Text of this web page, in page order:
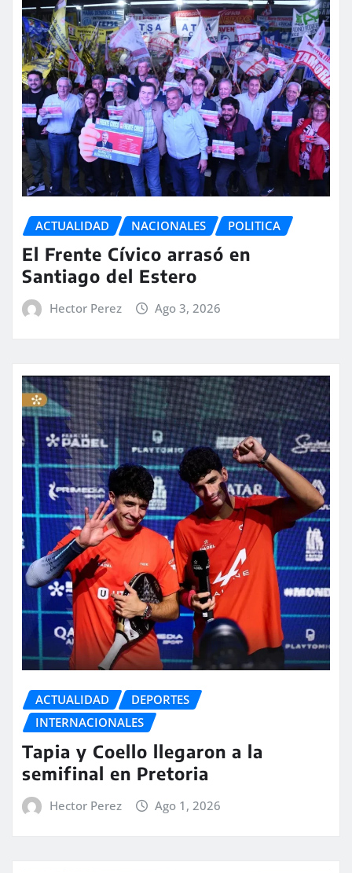
ACTUALIDAD NACIONALES POLITICA
El Frente Cívico arrasó en
Santiago del Estero
Hector Perez Ago 3, 2026
ACTUALIDAD
DEPORTES
INTERNACIONALES
Tapia y Coello llegaron a la
semifinal en Pretoria
Hector Perez Ago 1, 2026